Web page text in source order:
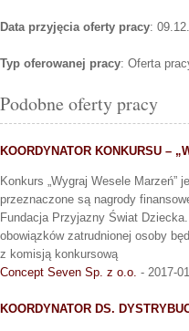
Data przyjęcia oferty pracy:
Typ oferowanej pracy: Oferta
Podobne oferty pracy
KOORDYNATOR KONKURSU –
Konkurs „Wygraj Wesele
przeznaczone są nagrody
Fundacja Przyjazny Świat
obowiązków zatrudnionej osoby
z komisją konkursową
Concept Seven Sp. z o.o. - 2017-
KOORDYNATOR DS.